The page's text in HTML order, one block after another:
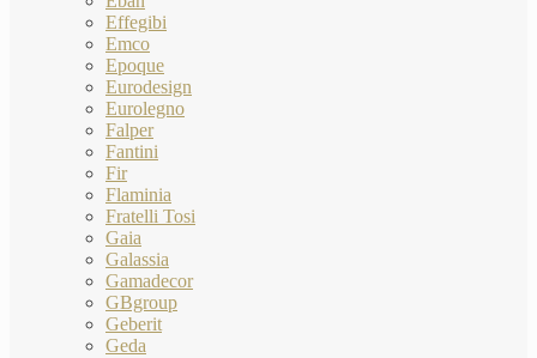
Effegibi
Emco
Epoque
Eurodesign
Eurolegno
Falper
Fantini
Fir
Flaminia
Fratelli Tosi
Gaia
Galassia
Gamadecor
GBgroup
Geberit
Geda